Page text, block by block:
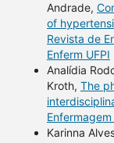
Andrade,
of
Revista de
Enferm UFPI
Analídia
Kroth, The
Karinna